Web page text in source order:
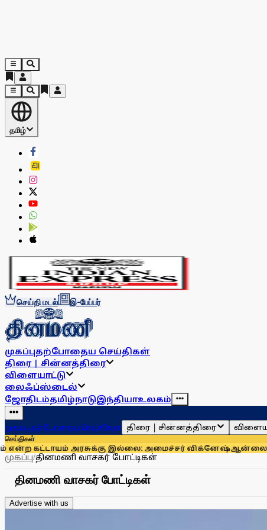
தமிழ்
செய்தி மடல் இ-பேப்பர்
முகப்புதற்போதைய செய்திகள்
திரை | சின்னத்திரை
விளையாட்டு
லைஃப்ஸ்டைல்
ஜோதிடம்தமிழ்நாடுஇந்தியாஉலகம்
முகப்புதற்போதைய செய்திகள் திரை | சின்னத்திரை
செய்திகள்
இல்லை: அமைச்சர் விக்னேஷ்ஆன்லைனில் டாஸ்மாக்
முகப்பு/தினமணி வாசகர் போட்டிகள்
தினமணி வாசகர் போட்டிகள்
Advertise with us